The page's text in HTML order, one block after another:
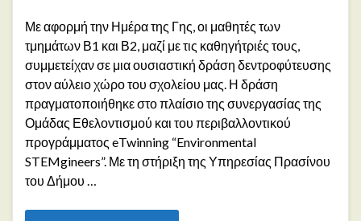
Με αφορμή την Ημέρα της Γης, οι μαθητές των
τμημάτων Β1 και Β2, μαζί με τις καθηγήτριές τους,
συμμετείχαν σε μια ουσιαστική δράση δεντροφύτευσης
στον αύλειο χώρο του σχολείου μας. Η δράση
πραγματοποιήθηκε στο πλαίσιο της συνεργασίας της
Ομάδας Εθελοντισμού και του περιβαλλοντικού
προγράμματος eTwinning “Environmental
STEMgineers”. Με τη στήριξη της Υπηρεσίας Πρασίνου
του Δήμου …